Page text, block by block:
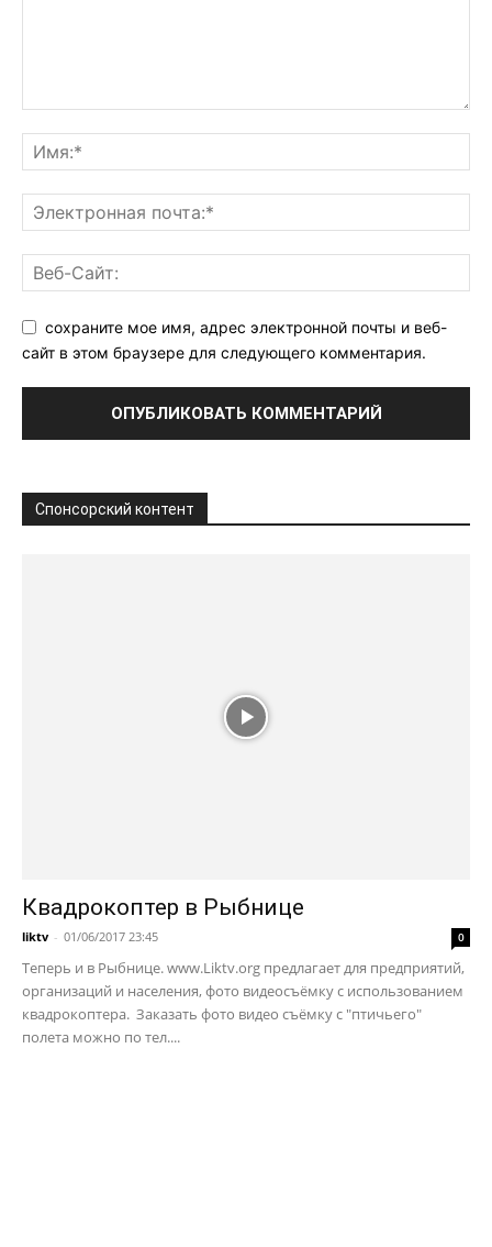
сохраните мое имя, адрес электронной почты и веб-
сайт в этом браузере для следующего комментария.
Спонсорский контент
Квадрокоптер в Рыбнице
liktv - 01/06/2017 23:45 0
Теперь и в Рыбнице. www.Liktv.org предлагает для предприятий,
организаций и населения, фото видеосъёмку с использованием
квадрокоптера. Заказать фото видео съёмку с "птичьего"
полета можно по тел....